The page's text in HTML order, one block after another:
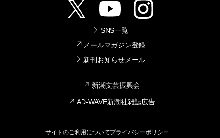
SNS一覧
メールマガジン登録
新刊お知らせメール
新潮文芸振興会
AD-WAVE新潮社雑誌広告
サイトのご利用についてプライバシーポリシー